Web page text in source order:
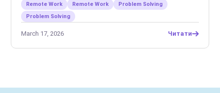
Remote Work
Remote Work
Problem Solving
Problem Solving
March 17, 2026 Читати